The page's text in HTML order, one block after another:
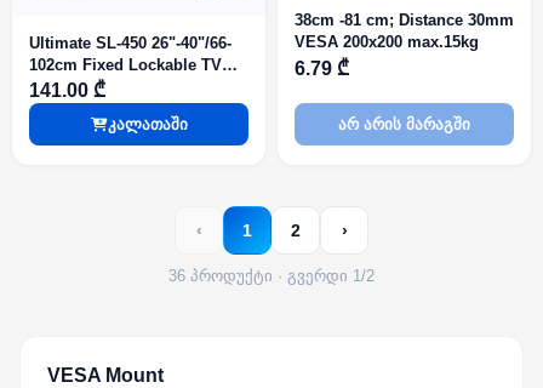
Ultimate SL-450 26"-40"/66-
102cm Fixed Lockable TV
Bracket 35kg Tilt 20* VESA
200x200/400x200/400x300mm
141.00 ₾
კალათაში
38cm -81 cm; Distance 30mm
VESA 200x200 max.15kg
6.79 ₾
არ არის მარაგში
‹ 1 2 ›
36 პროდუქტი · გვერდი 1/2
VESA Mount